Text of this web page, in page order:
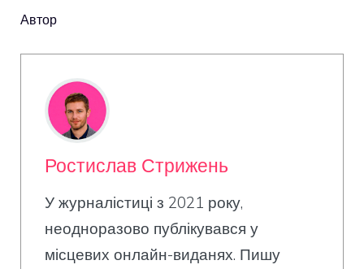
Автор
Ростислав Стрижень
У журналістиці з 2021 року,
неодноразово публікувався у
місцевих онлайн-виданях. Пишу